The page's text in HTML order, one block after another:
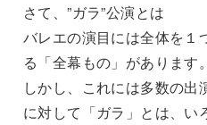
さて、”ガラ”公演とは
バレエの演目には全体を１
る「全幕もの」があります。
しかし、これには多数の
に対して「ガラ」とは、い